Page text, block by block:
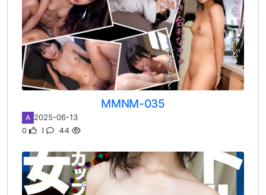
MMNM-035
A 2025-06-13
0 1 44